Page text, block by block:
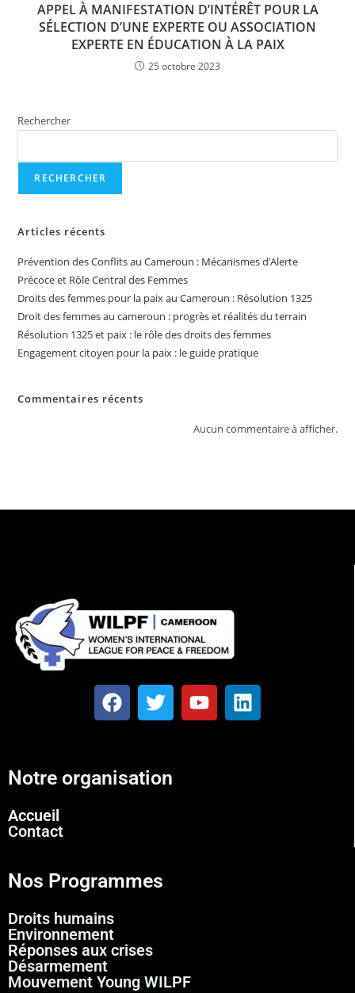
APPEL À MANIFESTATION D’INTÉRÊT POUR LA
SÉLECTION D’UNE EXPERTE OU ASSOCIATION
EXPERTE EN ÉDUCATION À LA PAIX
25 octobre 2023
Rechercher
RECHERCHER
Articles récents
Prévention des Conflits au Cameroun : Mécanismes d’Alerte
Précoce et Rôle Central des Femmes
Droits des femmes pour la paix au Cameroun : Résolution 1325
Droit des femmes au cameroun : progrès et réalités du terrain
Résolution 1325 et paix : le rôle des droits des femmes
Engagement citoyen pour la paix : le guide pratique
Commentaires récents
Aucun commentaire à afficher.
Notre organisation
Accueil
Contact
Nos Programmes
Droits humains
Environnement
Réponses aux crises
Désarmement
Mouvement Young WILPF